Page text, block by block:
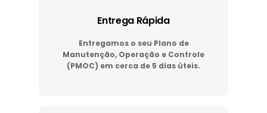
Entrega Rápida
Entregamos o seu Plano de
Manutenção, Operação e Controle
(PMOC) em cerca de 5 dias úteis.